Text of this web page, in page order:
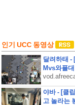
인기 UCC 동영상
달려하태 -
Mvs와플대
야바 - [클
고 놀라는